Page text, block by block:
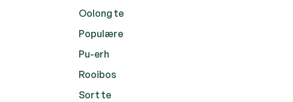
Oolong te
Populære
Pu-erh
Rooibos
Sort te